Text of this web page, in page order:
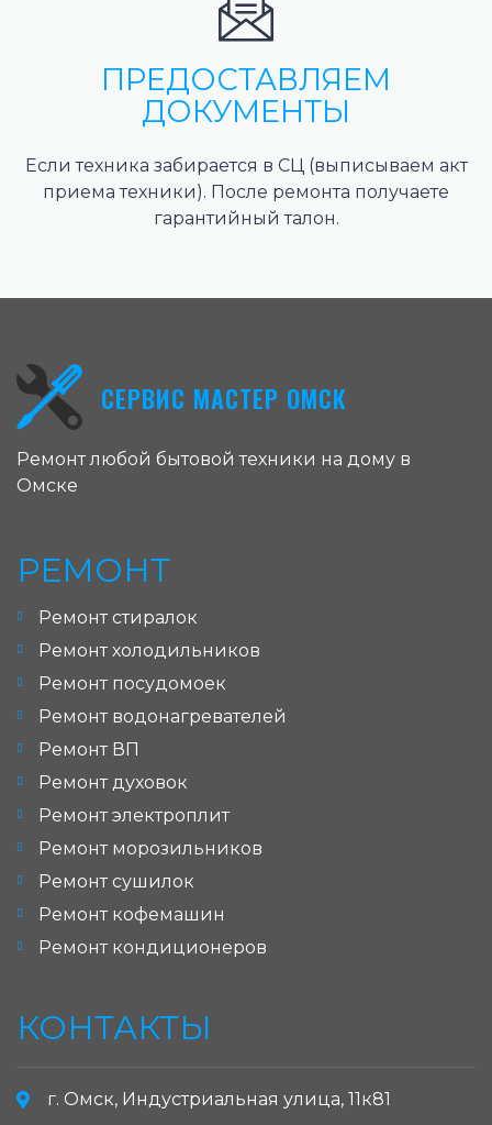
ПРЕДОСТАВЛЯЕМ
ДОКУМЕНТЫ
Если техника забирается в СЦ (выписываем акт
приема техники). После ремонта получаете
гарантийный талон.
СЕРВИС МАСТЕР ОМСК
Ремонт любой бытовой техники на дому в
Омске
РЕМОНТ
Ремонт стиралок
Ремонт холодильников
Ремонт посудомоек
Ремонт водонагревателей
Ремонт ВП
Ремонт духовок
Ремонт электроплит
Ремонт морозильников
Ремонт сушилок
Ремонт кофемашин
Ремонт кондиционеров
КОНТАКТЫ
г. Омск, Индустриальная улица, 11к81